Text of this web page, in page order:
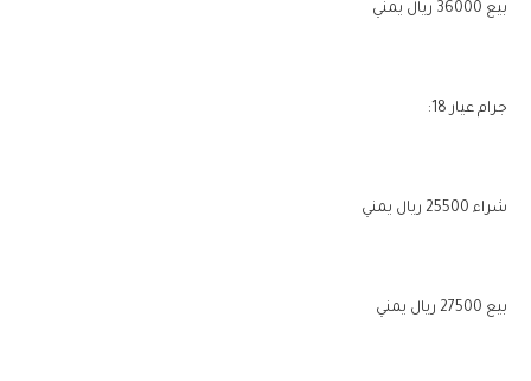
بيع 36000 ريال يمني
جرام عيار 18:
شراء 25500 ريال يمني
بيع 27500 ريال يمني